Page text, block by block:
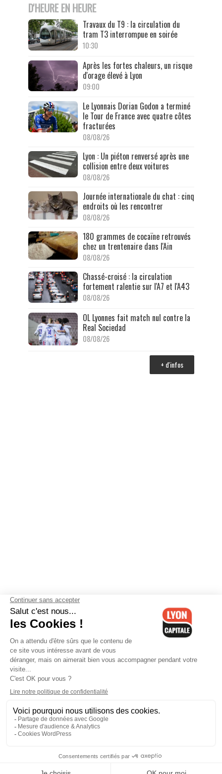
D'HEURE EN HEURE
Travaux du T9 : la circulation du
tram T3 interrompue en soirée
10:30
Après les fortes chaleurs, un risque
d'orage élevé à Lyon
09:00
Le Lyonnais Dorian Godon a terminé
le Tour de France avec quatre côtes
fracturées
08/08/26
Lyon : Un piéton renversé après une
collision entre deux voitures
08/08/26
Journée internationale du chat : cinq
endroits où les rencontrer
08/08/26
180 grammes de cocaïne retrouvés
chez un trentenaire dans l'Ain
08/08/26
Chassé-croisé : la circulation
fortement ralentie sur l'A7 et l'A43
08/08/26
OL Lyonnes fait match nul contre la
Real Sociedad
08/08/26
+ d'infos
Contactez-nous-Mentions légales-CGV-Politique de
confidentialité-Gestion des cookies
Cedex 06